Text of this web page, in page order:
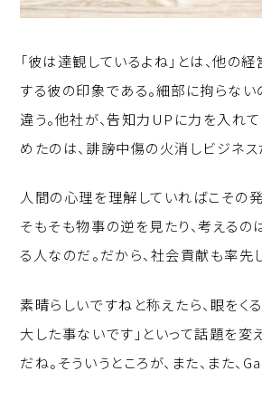
「彼は達観しているよね」とは、他の
する彼の印象である。細部に拘らない
違う。他社が、告知力UPに力を入れ
めたのは、誹謗中傷の火消しビジネス
人間の心理を理解していればこその
そもそも物事の逆を見たり、考えるの
る人なのだ。だから、社会貢献も率先
素晴らしいですねと称えたら、眼をく
大した事ないです」といって話題を変
だね。そういうところが、また、また、